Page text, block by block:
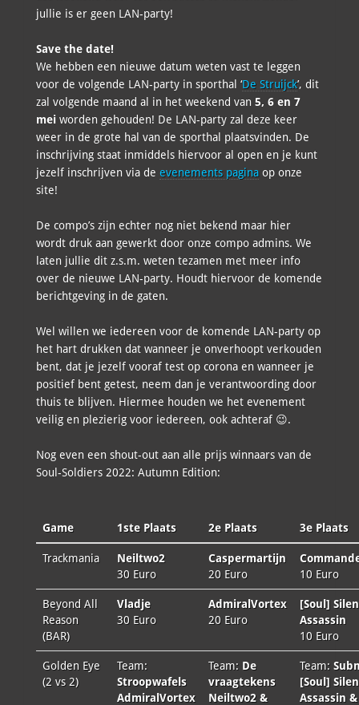
jullie is er geen LAN-party!
Save the date!
We hebben een nieuwe datum weten vast te leggen
voor de volgende LAN-party in sporthal ‘De Struijck’, dit
zal volgende maand al in het weekend van 5, 6 en 7
mei worden gehouden! De LAN-party zal deze keer
weer in de grote hal van de sporthal plaatsvinden. De
inschrijving staat inmiddels hiervoor al open en je kunt
jezelf inschrijven via de evenements pagina op onze
site!
De compo’s zijn echter nog niet bekend maar hier
wordt druk aan gewerkt door onze compo admins. We
laten jullie dit z.s.m. weten tezamen met meer info
over de nieuwe LAN-party. Houdt hiervoor de komende
berichtgeving in de gaten.
Wel willen we iedereen voor de komende LAN-party op
het hart drukken dat wanneer je onverhoopt verkouden
bent, dat je jezelf vooraf test op corona en wanneer je
positief bent getest, neem dan je verantwoording door
thuis te blijven. Hiermee houden we het evenement
veilig en plezierig voor iedereen, ook achteraf 😉.
Nog even een shout-out aan alle prijs winnaars van de
Soul-Soldiers 2022: Autumn Edition:
Game 1ste Plaats 2e Plaats 3e Plaats
Trackmania
Neiltwo2
30 Euro
Caspermartijn
20 Euro
10 Euro
Beyond All
Reason
(BAR)
Vladje
30 Euro
AdmiralVortex
20 Euro
[Soul]
Assassin
10 Euro
Golden Eye
(2 vs 2)
Team:
Stroopwafels
AdmiralVortex
Team: De
vraagtekens
Neiltwo2 &
Team:
[Soul]
Assassin &